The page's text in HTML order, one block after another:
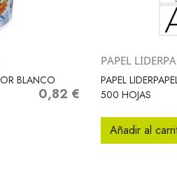
BLANCO
Precio
0,82 €
PAPEL
PAPEL
500 HOJAS
Añadir al